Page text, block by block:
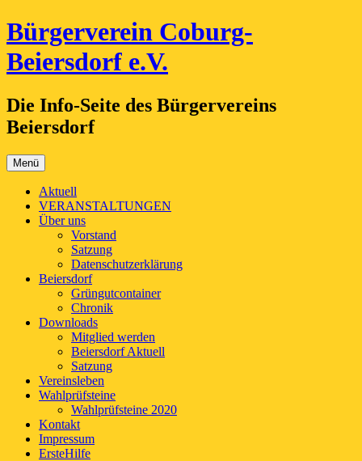
Zum
Inhalt
springen
Bürgerverein Coburg-
Beiersdorf e.V.
Die Info-Seite des Bürgervereins
Beiersdorf
Menü
Aktuell
VERANSTALTUNGEN
Über uns
Vorstand
Satzung
Datenschutzerklärung
Beiersdorf
Grüngutcontainer
Chronik
Downloads
Mitglied werden
Beiersdorf Aktuell
Satzung
Vereinsleben
Wahlprüfsteine
Wahlprüfsteine 2020
Kontakt
Impressum
ErsteHilfe